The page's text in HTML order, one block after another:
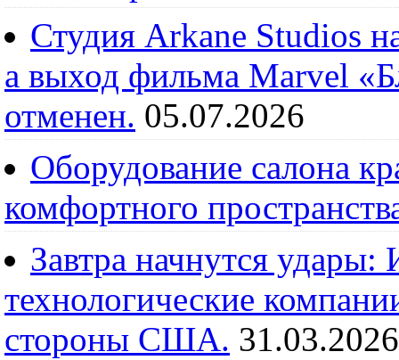
Студия Arkane Studios
а выход фильма Marvel
отменен. 05.07.2026
Оборудование салона
комфортного
Завтра начнутся
технологические
стороны США. 31.03.2026